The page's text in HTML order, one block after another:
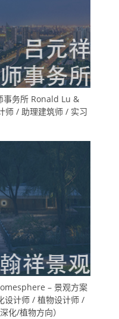
事务所 Ronald Lu &
师 / 助理建筑师 / 实习
– 景观方案
设计师 / 植物设计师 /
化/植物方向）